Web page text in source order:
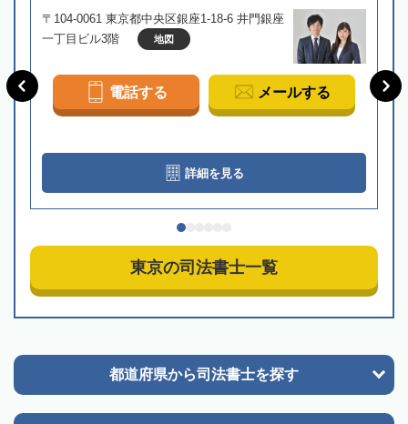
〒104-0061 東京都中央区銀座1-18-6 井門銀座
一丁目ビル3階
地図
電話する メールする
詳細を見る
東京の司法書士一覧
都道府県から司法書士を探す